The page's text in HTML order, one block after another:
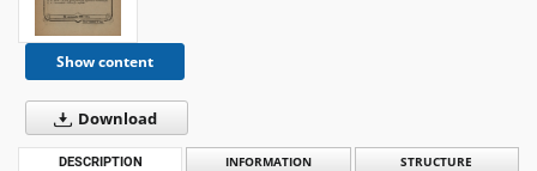
Show content
Download
DESCRIPTION INFORMATION STRUCTURE